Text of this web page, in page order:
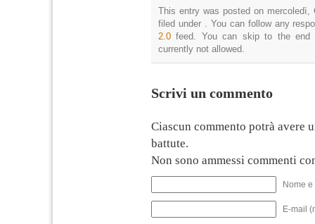
This entry was posted on
filed under . You can follow any
2.0 feed. You can skip to the end
currently not allowed.
Scrivi un commento
Ciascun commento potrà avere
battute.
Non sono ammessi commenti
Nome
E-mail